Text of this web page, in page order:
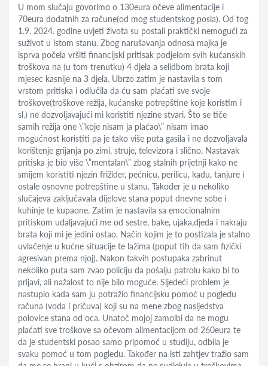
U mom slučaju govorimo o 130eura očeve alimentacije i
70eura dodatnih za račune(od mog studentskog posla). Od tog
1.9. 2024. godine uvjeti života su postali praktički nemogući za
suživot u istom stanu. Zbog narušavanja odnosa majka je
isprva počela vršiti financijski pritisak podjelom svih kućanskih
troškova na (u tom trenutku) 4 djela a selidbom brata koji
mjesec kasnije na 3 djela. Ubrzo zatim je nastavila s tom
vrstom pritiska i odlučila da ću sam plaćati sve svoje
troškove(troškove režija, kućanske potrepštine koje koristim i
sl.) ne dozvoljavajući mi koristiti njezine stvari. Što se tiče
samih režija one \”koje nisam ja plaćao\” nisam imao
mogućnost koristiti pa je tako više puta gasila i ne dozvoljavala
korištenje grijanja po zimi, struje, televizora i slično. Nastavak
pritiska je bio više \”mentalan\” zbog stalnih prijetnji kako ne
smijem koristiti njezin frižider, pećnicu, perilicu, kadu, tanjure i
ostale osnovne potrepštine u stanu. Također je u nekoliko
slučajeva zaključavala dijelove stana poput dnevne sobe i
kuhinje te kupaone. Zatim je nastavila sa emocionalnim
pritiskom udaljavajući me od sestre, bake, ujaka,djeda i nakraju
brata koji mi je jedini ostao. Način kojim je to postizala je stalno
uvlačenje u kućne situacije te lažima (poput tih da sam fizički
agresivan prema njoj). Nakon takvih postupaka zabrinut
nekoliko puta sam zvao policiju da pošalju patrolu kako bi to
prijavi, ali nažalost to nije bilo moguće. Sljedeći problem je
nastupio kada sam ju potražio financijsku pomoć u pogledu
računa (voda i pričuva) koji su na mene zbog nasljedstva
polovice stana od oca. Unatoč mojoj zamolbi da ne mogu
plaćati sve troškove sa očevom alimentacijom od 260eura te
da je studentski posao samo pripomoć u studiju, odbila je
svaku pomoć u tom pogledu. Također na isti zahtjev tražio sam